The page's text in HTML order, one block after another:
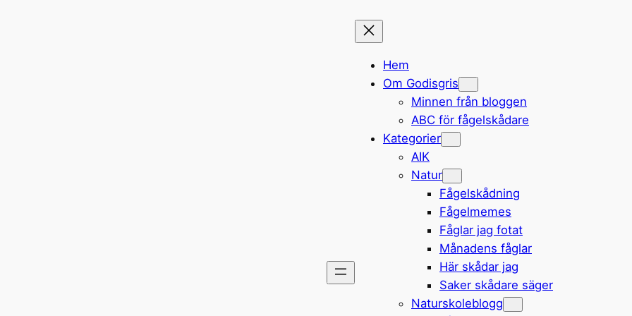
Hem
Om Godisgris
Minnen från bloggen
ABC för fågelskådare
Kategorier
AIK
Natur
Fågelskådning
Fågelmemes
Fåglar jag fotat
Månadens fåglar
Här skådar jag
Saker skådare säger
Naturskoleblogg